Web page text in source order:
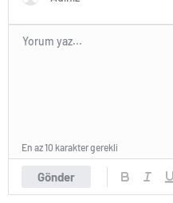
Gönder
En az 10 karakter gerekli